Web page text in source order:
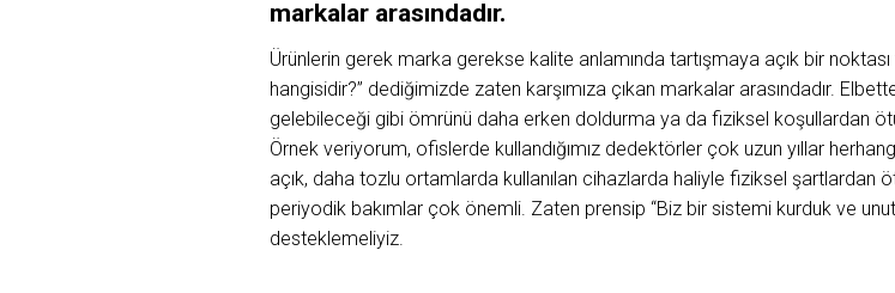
markalar arasındadır.
Ürünlerin gerek marka gerekse kalite anlamında tartışmaya açık bir
hangisidir?” dediğimizde zaten karşımıza çıkan markalar arasındadır.
gelebileceği gibi ömrünü daha erken doldurma ya da fiziksel koşullardan
Örnek veriyorum, ofislerde kullandığımız dedektörler çok uzun yıllar
açık, daha tozlu ortamlarda kullanılan cihazlarda haliyle fiziksel şartlardan
periyodik bakımlar çok önemli. Zaten prensip “Biz bir sistemi kurduk ve
desteklemeliyiz.